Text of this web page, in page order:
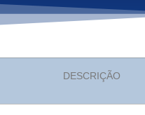
DESCRIÇÃO